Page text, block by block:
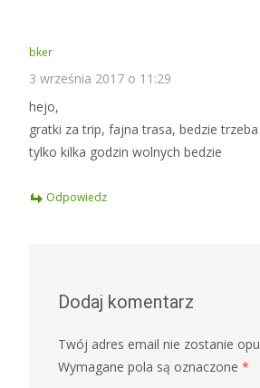
bker
3 września 2017 o 11:29
hejo,
gratki za trip, fajna trasa, bedzie
tylko kilka godzin wolnych bedzie
Odpowiedz
Dodaj komentarz
Twój adres email nie zostanie
Wymagane pola są oznaczone *